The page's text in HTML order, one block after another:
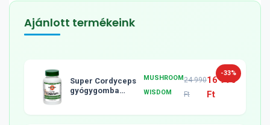
Ajánlott termékeink
-33%
Super Cordyceps
gyógygomba
MUSHROOM
WISDOM
24 990
Ft
16 990
Ft